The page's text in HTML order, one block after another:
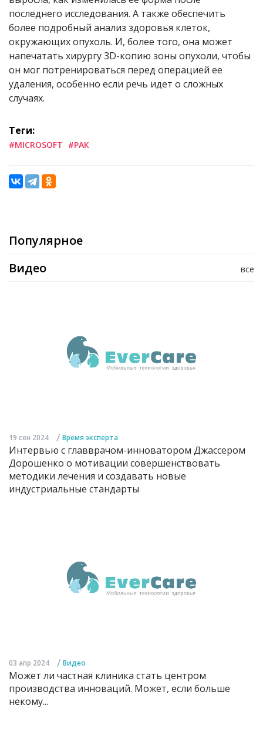
последнего исследования. А также обеспечить
более подробный анализ здоровья клеток,
окружающих опухоль. И, более того, она может
напечатать хирургу 3D-копию зоны опухоли, чтобы
он мог потренироваться перед операцией ее
удаления, особенно если речь идет о сложных
случаях.
Теги:
#MICROSOFT #РАК
Популярное
все
Видео
19 сен 2024 / Время эксперта
Интервью с главврачом-инноватором Джассером
Дорошенко о мотивации совершенствовать
методики лечения и создавать новые
индустриальные стандарты
03 апр 2024 / Видео
Может ли частная клиника стать центром
производства инноваций. Может, если больше
некому...